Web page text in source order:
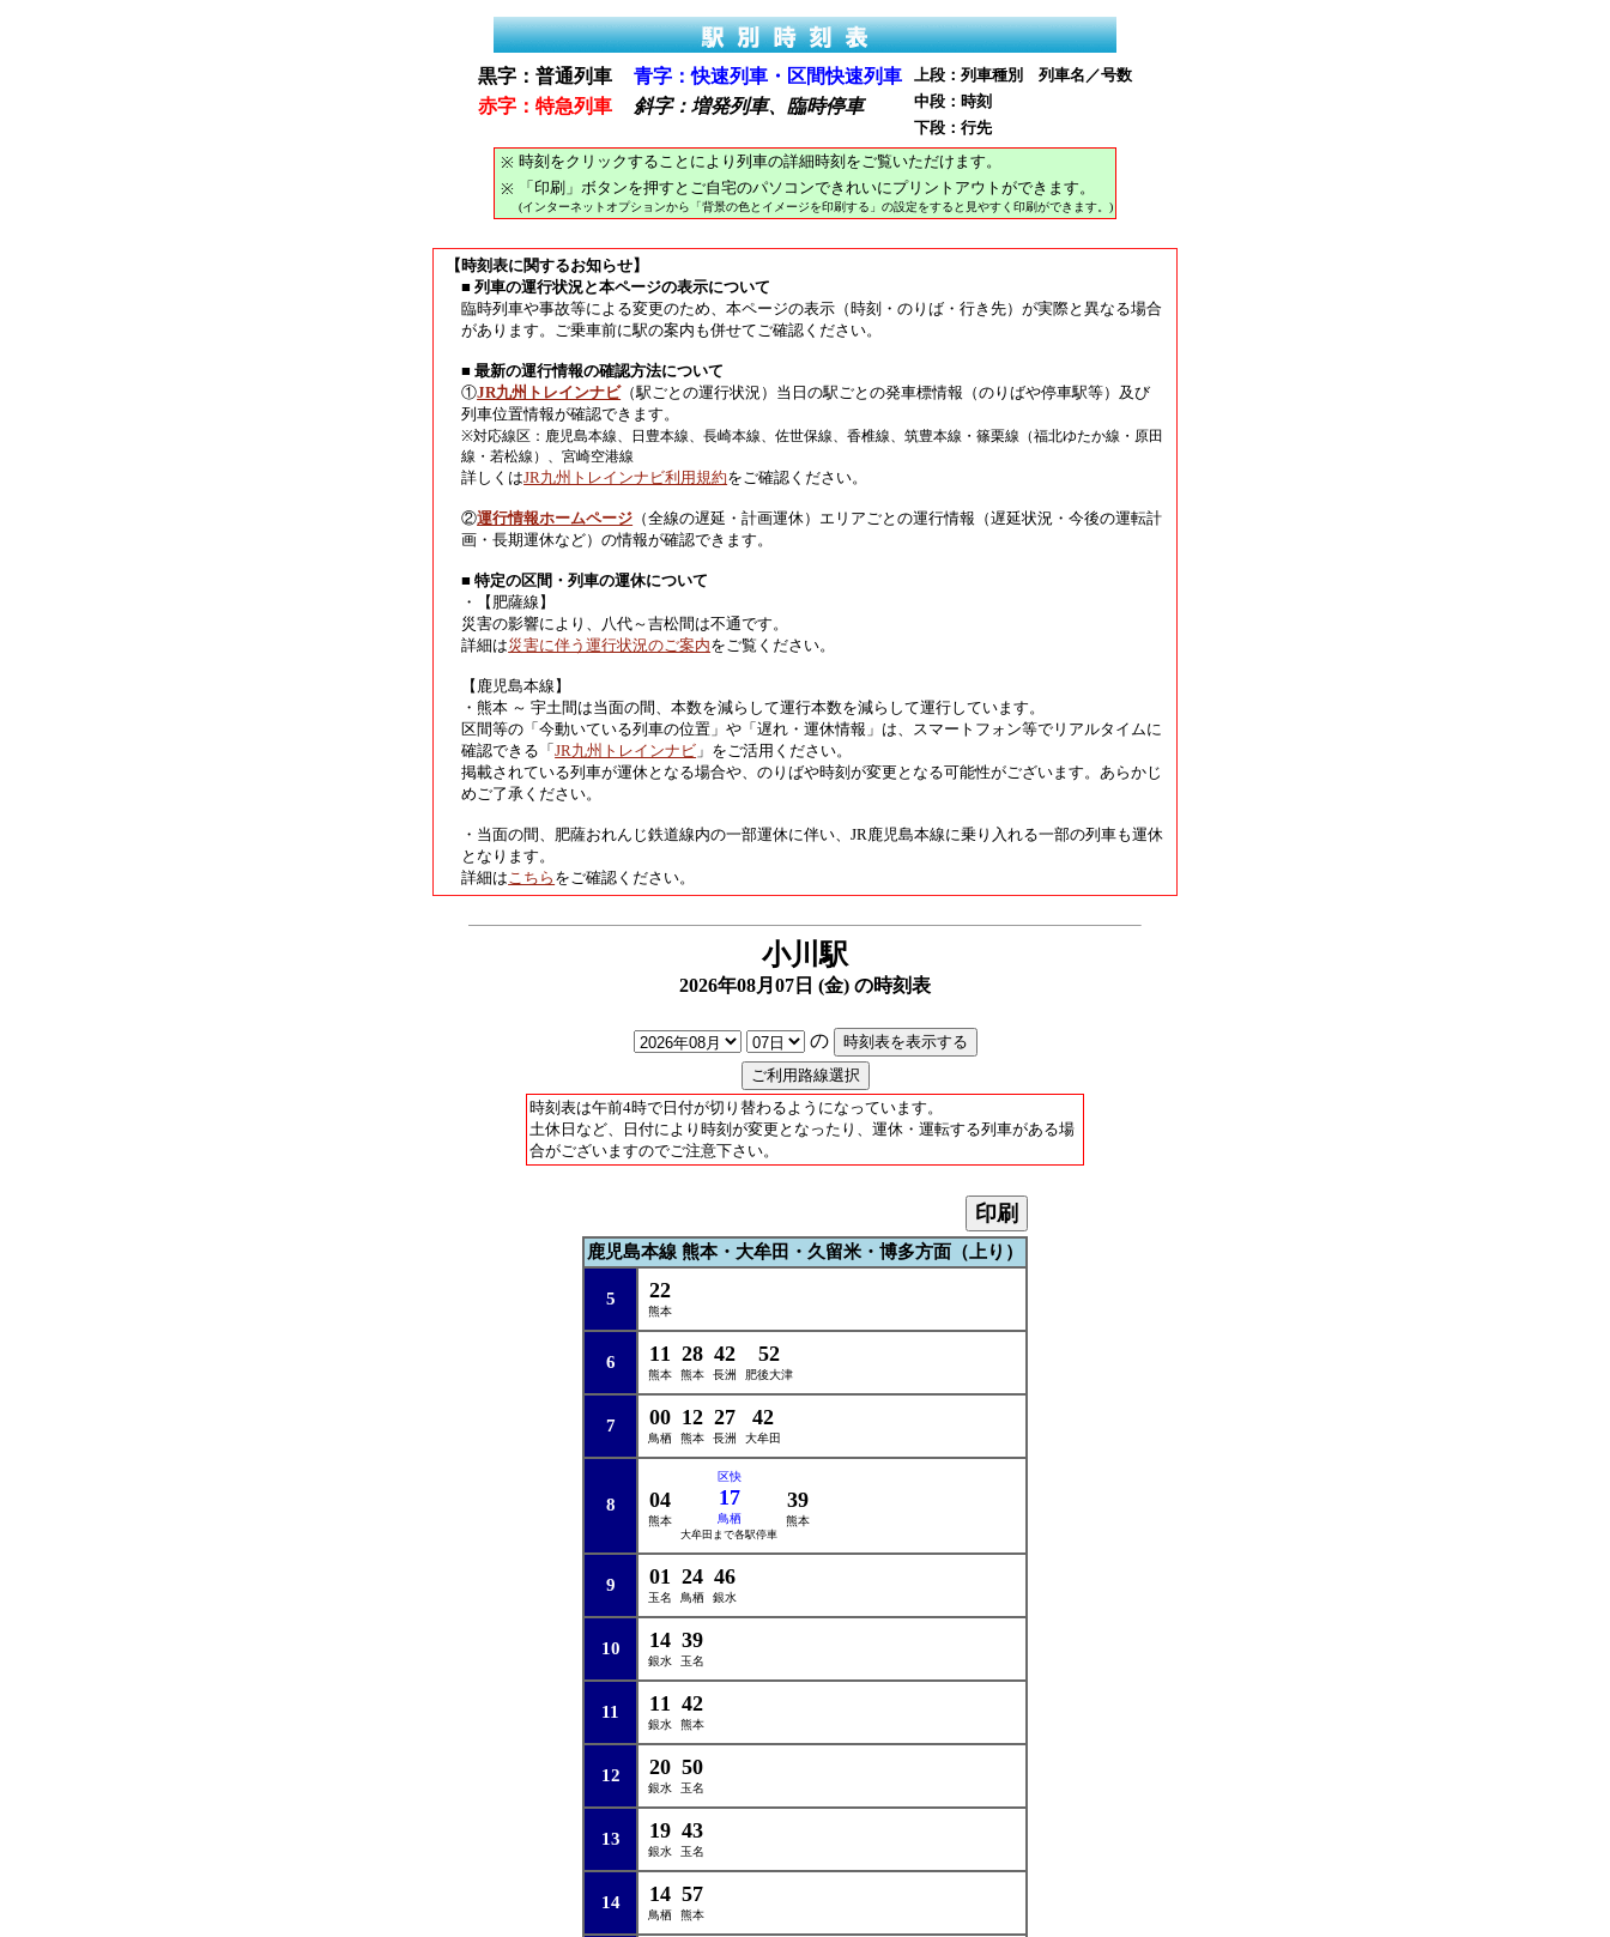
黒字：普通列車
青字：快速列車・区間快速列車
赤字：特急列車
斜字：増発列車、臨時停車
上段：列車種別 列車名／号数
中段：時刻
下段：行先
※ 時刻をクリックすることにより列車の詳細時刻をご覧いただけます。
※
「印刷」ボタンを押すとご自宅のパソコンできれいにプリントアウトができます。
(インターネットオプションから「背景の色とイメージを印刷する」の設定をすると見やすく印刷ができます。)
【時刻表に関するお知らせ】
■ 列車の運行状況と本ページの表示について
臨時列車や事故等による変更のため、本ページの表示（時刻・のりば・行き先）が実際と異なる場合
があります。ご乗車前に駅の案内も併せてご確認ください。
■ 最新の運行情報の確認方法について
①JR九州トレインナビ（駅ごとの運行状況）当日の駅ごとの発車標情報（のりばや停車駅等）及び
列車位置情報が確認できます。
※対応線区：鹿児島本線、日豊本線、長崎本線、佐世保線、香椎線、筑豊本線・篠栗線（福北ゆたか線・原田
線・若松線）、宮崎空港線
詳しくはJR九州トレインナビ利用規約をご確認ください。
②運行情報ホームページ （全線の遅延・計画運休）エリアごとの運行情報（遅延状況・今後の運転計
画・長期運休など）の情報が確認できます。
■ 特定の区間・列車の運休について
・【肥薩線】
災害の影響により、八代～吉松間は不通です。
詳細は災害に伴う運行状況のご案内をご覧ください。
【鹿児島本線】
・熊本 ～ 宇土間は当面の間、本数を減らして運行本数を減らして運行しています。
区間等の「今動いている列車の位置」や「遅れ・運休情報」は、スマートフォン等でリアルタイムに
確認できる「JR九州トレインナビ 」をご活用ください。
掲載されている列車が運休となる場合や、のりばや時刻が変更となる可能性がございます。あらかじ
めご了承ください。
・当面の間、肥薩おれんじ鉄道線内の一部運休に伴い、JR鹿児島本線に乗り入れる一部の列車も運休
となります。
詳細はこちら をご確認ください。
小川駅
2026年08月07日 (金) の時刻表
の
時刻表は午前4時で日付が切り替わるようになっています。
土休日など、日付により時刻が変更となったり、運休・運転する列車がある場
合がございますのでご注意下さい。
印刷
鹿児島本線 熊本・大牟田・久留米・博多方面（上り）
5 22
熊本
6 11
熊本
28
熊本
42
長洲
52
肥後大津
7 00
鳥栖
12
熊本
27
長洲
42
大牟田
8 04
熊本
区快
17
鳥栖
大牟田まで各駅停車
39
熊本
9 01
玉名
24
鳥栖
46
銀水
10 14
銀水
39
玉名
11 11
銀水
42
熊本
12 20
銀水
50
玉名
13 19
銀水
43
玉名
14 14
鳥栖
57
熊本